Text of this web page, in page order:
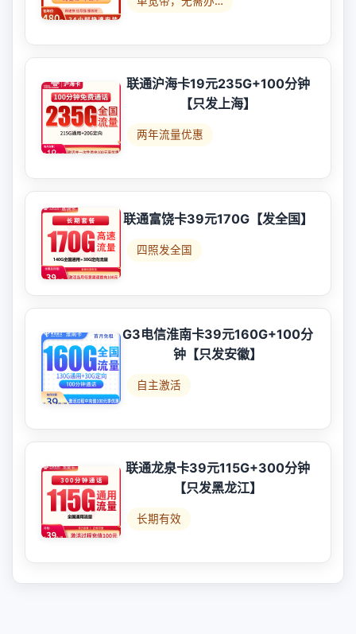
联通沪海卡19元235G+100分钟
【只发上海】
两年流量优惠
联通富饶卡39元170G【发全国】
四照发全国
G3电信淮南卡39元160G+100分
钟【只发安徽】
自主激活
联通龙泉卡39元115G+300分钟
【只发黑龙江】
长期有效